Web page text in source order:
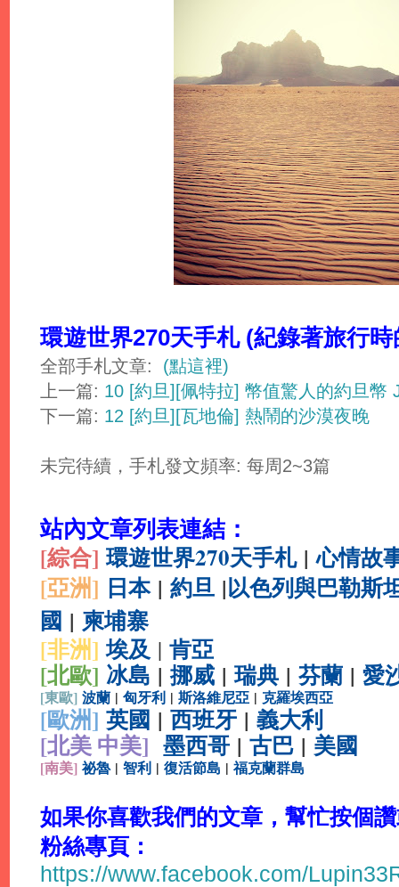
環遊世界270天手札 (紀錄著旅行
全部手札文章: (點這裡)
上一篇: 10 [約旦][佩特拉] 幣值驚人的約旦幣
下一篇: 12 [約旦][瓦地倫] 熱鬧的沙漠夜晚
未完待續，手札發文頻率: 每周2~3篇
站內文章列表連結：
[綜合] 環遊世界270天手札|心情故
[亞洲] 日本 | 約旦 |以色列與巴勒斯
國 | 柬埔寨
[非洲]埃及 | 肯亞
[北歐] 冰島 | 挪威 | 瑞典 | 芬蘭 | 愛
[東歐] 波蘭 | 匈牙利 | 斯洛維尼亞 | 克羅埃西亞
[歐洲] 英國 | 西班牙 | 義大利
[北美 中美] 墨西哥 | 古巴 | 美國
[南美] 祕魯 | 智利 | 復活節島 | 福克蘭群島
如果你喜歡我們的文章，幫忙按個
粉絲專頁：
https://www.facebook.com/